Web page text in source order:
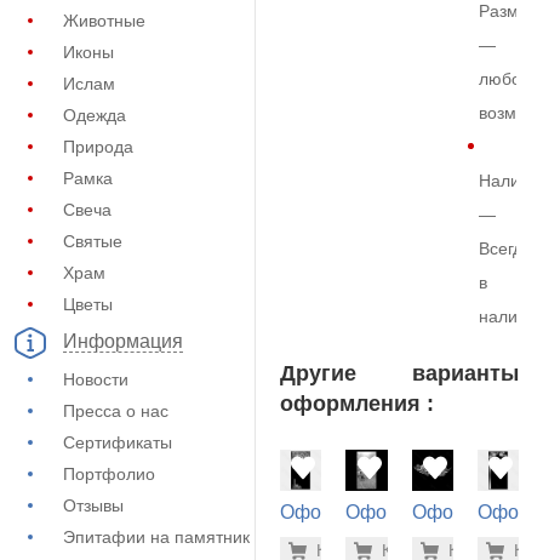
Животные
Иконы
Ислам
Одежда
Природа
Рамка
Свеча
Святые
Храм
Цветы
Информация
Новости
Пресса о нас
Сертификаты
Портфолио
Отзывы
Эпитафии на памятник
Размер
—
любой
—
Всегда
в
Другие варианты
оформления :
Оформление
-7% 5.600
Купить
Оформление
-7%
Купить
Оформление
-
Купить